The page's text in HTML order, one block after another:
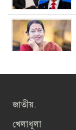
জাতীয়.
খেলাধূলা